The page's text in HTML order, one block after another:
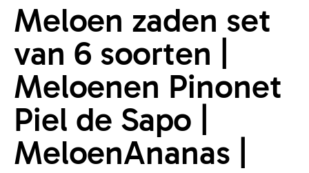
Meloen zaden set
van 6 soorten |
Meloenen Pinonet
Piel de Sapo |
MeloenAnanas |